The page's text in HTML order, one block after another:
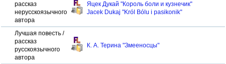
рассказ
нерусскоязычного
автора
Яцек Дукай "Король боли и кузнечик"
Jacek Dukaj "Król Bólu i pasikonik"
Лучшая повесть /
рассказ
русскоязычного
автора
К. А. Терина "Змееносцы"